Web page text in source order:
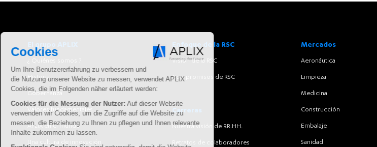
Historia
Gobernanza
Valores fundamentales
APLIX en el mundo
Una cultura de innovación
Enfoque de la RSC
Visión de la RSC
Compromisos de RSC
Carreras
Nuestra visión de RR.HH.
Retratos de colaboradores
Mercados
Aeronáutica
Limpieza
Medicina
Construcción
Embalaje
Sanidad